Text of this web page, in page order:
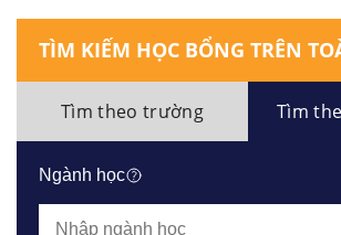
TÌM KIẾM HỌC BỔNG TRÊN
Tìm theo trường Tìm
Ngành học